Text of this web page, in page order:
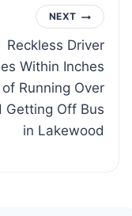
NEXT
Reckless Driver
Within Inches
of Running Over
Getting Off Bus
in Lakewood